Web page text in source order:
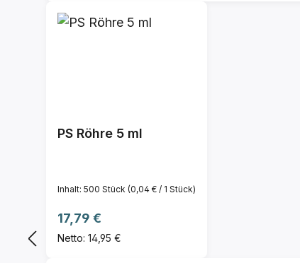
PS Röhre 5 ml
Inhalt: 500 Stück (0,04 € / 1 Stück)
Regulärer Preis:
17,79 €
Netto: 14,95 €